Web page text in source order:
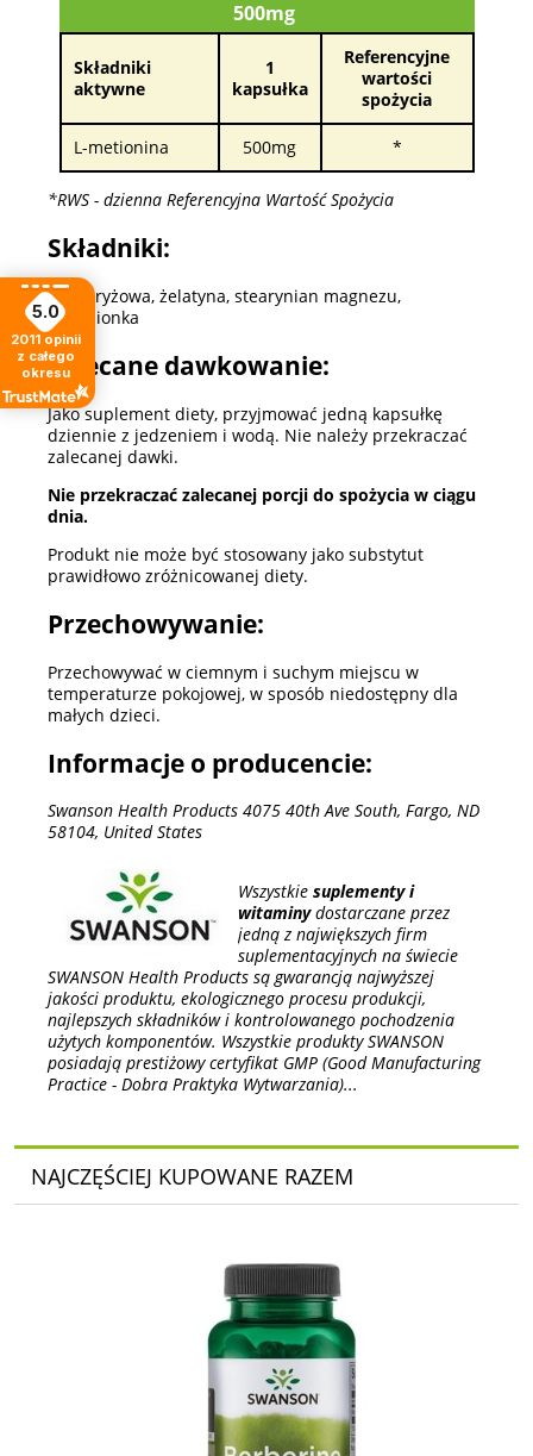
500mg
Składniki
aktywne
1
kapsułka
Referencyjne
wartości
spożycia
L-metionina 500mg *
*RWS - dzienna Referencyjna Wartość Spożycia
Składniki:
mąka ryżowa, żelatyna, stearynian magnezu,
krzemionka
Zalecane dawkowanie:
Jako suplement diety, przyjmować jedną kapsułkę
dziennie z jedzeniem i wodą. Nie należy przekraczać
zalecanej dawki.
Nie przekraczać zalecanej porcji do spożycia w ciągu
dnia.
Produkt nie może być stosowany jako substytut
prawidłowo zróżnicowanej diety.
Przechowywanie:
Przechowywać w ciemnym i suchym miejscu w
temperaturze pokojowej, w sposób niedostępny dla
małych dzieci.
Informacje o producencie:
Swanson Health Products 4075 40th Ave South, Fargo, ND
58104, United States
Wszystkie suplementy i
witaminydostarczane przez
jedną z największych firm
suplementacyjnych na świecie
SWANSON Health Products są gwarancją najwyższej
jakości produktu, ekologicznego procesu produkcji,
najlepszych składników i kontrolowanego pochodzenia
użytych komponentów. Wszystkie produkty SWANSON
posiadają prestiżowy certyfikat GMP (Good Manufacturing
Practice - Dobra Praktyka Wytwarzania)...
NAJCZĘŚCIEJ KUPOWANE RAZEM
5.0
2011 opinii
z całego
okresu